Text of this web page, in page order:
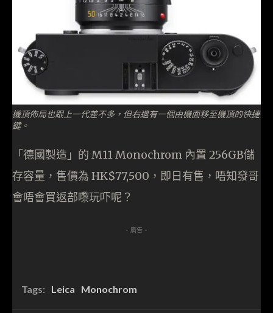
機頂佈局也跟上一代差不多，但右邊有一個由機面移至機頂的快捷
鍵。
「德國製造」的 M11 Monochrom 內置 256GB儲
存容量，售價為 HK$77,500，即日有售，唔知發哥
會唔會買返部嚟玩吓呢？
- 廣告 -
Tags: Leica Monochrom